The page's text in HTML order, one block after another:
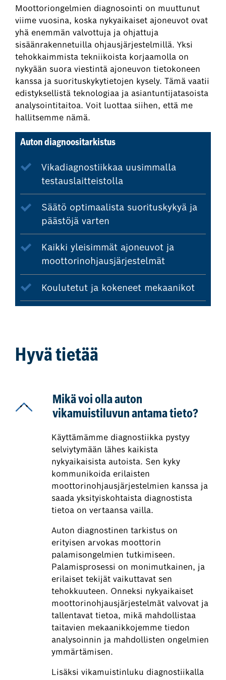
Moottoriongelmien diagnosointi on muuttunut
viime vuosina, koska nykyaikaiset ajoneuvot ovat
yhä enemmän valvottuja ja ohjattuja
sisäänrakennetuilla ohjausjärjestelmillä. Yksi
tehokkaimmista tekniikoista korjaamolla on
nykyään suora viestintä ajoneuvon tietokoneen
kanssa ja suorituskykytietojen kysely. Tämä vaatii
edistyksellistä teknologiaa ja asiantuntijatasoista
analysointitaitoa. Voit luottaa siihen, että me
hallitsemme nämä.
Auton diagnoositarkistus
Vikadiagnostiikkaa uusimmalla
testauslaitteistolla
Säätö optimaalista suorituskykyä ja
päästöjä varten
Kaikki yleisimmät ajoneuvot ja
moottorinohjausjärjestelmät
Koulutetut ja kokeneet mekaanikot
Hyvä tietää
Mikä voi olla auton
vikamuistiluvun antama tieto?
Käyttämämme diagnostiikka pystyy
selviytymään lähes kaikista
nykyaikaisista autoista. Sen kyky
kommunikoida erilaisten
moottorinohjausjärjestelmien kanssa ja
saada yksityiskohtaista diagnostista
tietoa on vertaansa vailla.
Auton diagnostinen tarkistus on
erityisen arvokas moottorin
palamisongelmien tutkimiseen.
Palamisprosessi on monimutkainen, ja
erilaiset tekijät vaikuttavat sen
tehokkuuteen. Onneksi nykyaikaiset
moottorinohjausjärjestelmät valvovat ja
tallentavat tietoa, mikä mahdollistaa
taitavien mekaanikkojemme tiedon
analysoinnin ja mahdollisten ongelmien
ymmärtämisen.
Lisäksi vikamuistinluku diagnostiikalla